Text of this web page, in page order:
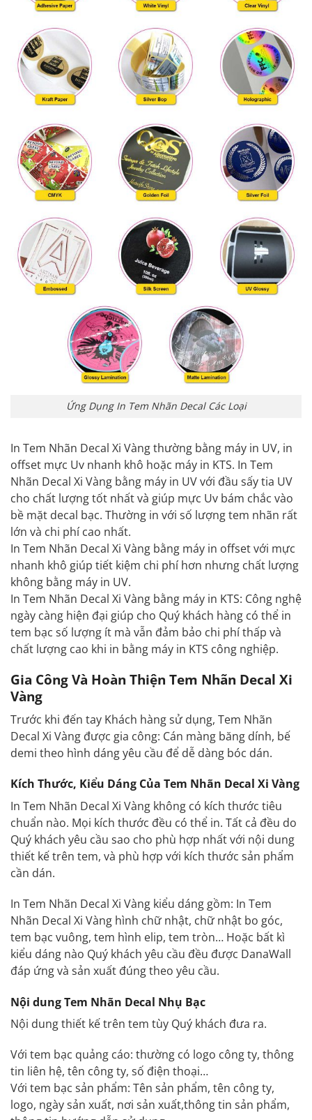
Ứng Dụng In Tem Nhãn Decal Các Loại
In Tem Nhãn Decal Xi Vàng thường bằng máy in UV, in
offset mực Uv nhanh khô hoặc máy in KTS. In Tem
Nhãn Decal Xi Vàng bằng máy in UV với đầu sấy tia UV
cho chất lượng tốt nhất và giúp mực Uv bám chắc vào
bề mặt decal bạc. Thường in với số lượng tem nhãn rất
lớn và chi phí cao nhất.
In Tem Nhãn Decal Xi Vàng bằng máy in offset với mực
nhanh khô giúp tiết kiệm chi phí hơn nhưng chất lượng
không bằng máy in UV.
In Tem Nhãn Decal Xi Vàng bằng máy in KTS: Công nghệ
ngày càng hiện đại giúp cho Quý khách hàng có thể in
tem bạc số lượng ít mà vẫn đảm bảo chi phí thấp và
chất lượng cao khi in bằng máy in KTS công nghiệp.
Gia Công Và Hoàn Thiện Tem Nhãn Decal Xi
Vàng
Trước khi đến tay Khách hàng sử dụng, Tem Nhãn
Decal Xi Vàng được gia công: Cán màng băng dính, bế
demi theo hình dáng yêu cầu để dễ dàng bóc dán.
Kích Thước, Kiểu Dáng Của Tem Nhãn Decal Xi Vàng
In Tem Nhãn Decal Xi Vàng không có kích thước tiêu
chuẩn nào. Mọi kích thước đều có thể in. Tất cả đều do
Quý khách yêu cầu sao cho phù hợp nhất với nội dung
thiết kế trên tem, và phù hợp với kích thước sản phẩm
cần dán.
In Tem Nhãn Decal Xi Vàng kiểu dáng gồm: In Tem
Nhãn Decal Xi Vàng hình chữ nhật, chữ nhật bo góc,
tem bạc vuông, tem hình elip, tem tròn… Hoặc bất kì
kiểu dáng nào Quý khách yêu cầu đều được DanaWall
đáp ứng và sản xuất đúng theo yêu cầu.
Nội dung Tem Nhãn Decal Nhụ Bạc
Nội dung thiết kế trên tem tùy Quý khách đưa ra.
Với tem bạc quảng cáo: thường có logo công ty, thông
tin liên hệ, tên công ty, số điện thoại…
Với tem bạc sản phẩm: Tên sản phẩm, tên công ty,
logo, ngày sản xuất, nơi sản xuất,thông tin sản phẩm,